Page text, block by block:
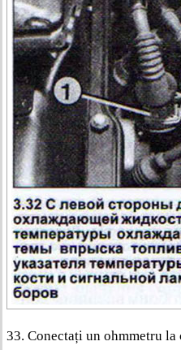
33. Conectați un ohmmetru